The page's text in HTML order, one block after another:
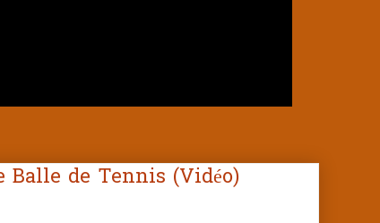
Balle de Tennis (Vidéo)